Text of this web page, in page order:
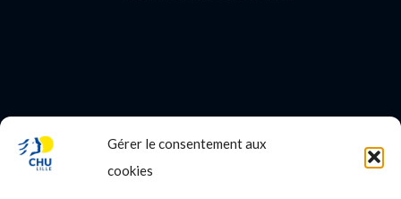
Gérer le consentement aux
cookies
PROFESSIONNEL DE SANTE